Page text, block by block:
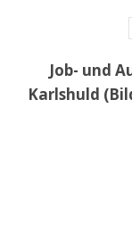
Job- und
Karlshuld